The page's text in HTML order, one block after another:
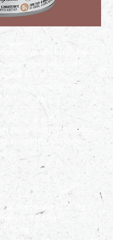
από στομάχια
συκωτάκια κοτόπουλου,
15% κουνέλι
κουνελιού), 2,6%
1% μέταλλα
10,3%, ακατέργαστο λίπος
ίνες 0,4%,
ψευδάργυρος) 25 mg
II) 1,4 mg
mg